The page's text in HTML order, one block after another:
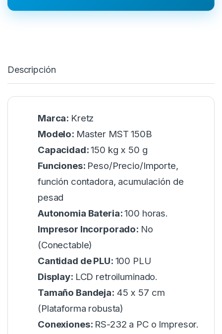
Descripción
Marca: Kretz
Modelo: Master MST 150B
Capacidad:150 kg x 50 g
Funciones: Peso/Precio/Importe,
función contadora, acumulación de
pesad
Autonomia Bateria:100 horas.
Impresor Incorporado: No
(Conectable)
Cantidad de PLU: 100 PLU
Display: LCD retroiluminado.
Tamaño Bandeja: 45 x 57 cm
(Plataforma robusta)
Conexiones: RS-232 a PC o Impresor.